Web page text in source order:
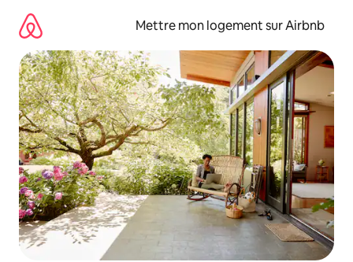
directement
contenu
Mettre mon logement sur Airbnb